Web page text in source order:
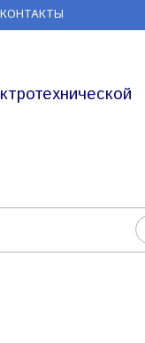
КОНТАКТЫ